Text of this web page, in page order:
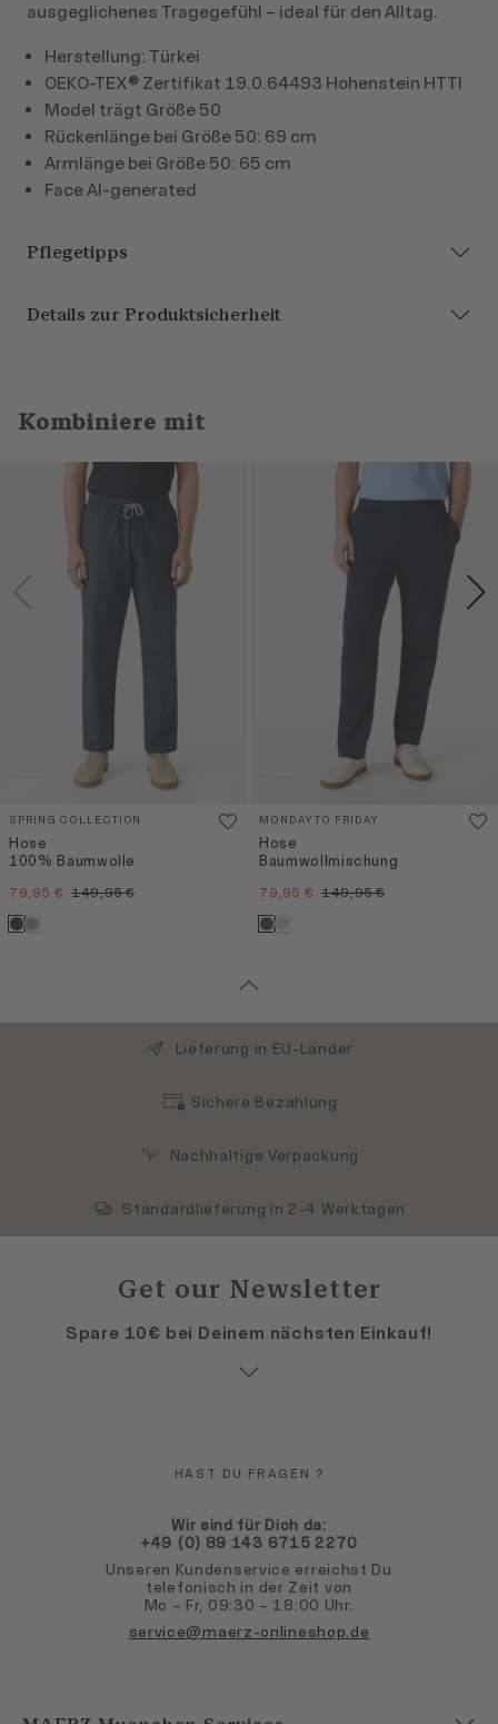
ausgeglichenes Tragegefühl – ideal für den Alltag.
Herstellung: Türkei
OEKO-TEX® Zertifikat 19.0.64493 Hohenstein HTTI
Model trägt Größe 50
Rückenlänge bei Größe 50: 69 cm
Armlänge bei Größe 50: 65 cm
Face AI-generated
Pflegetipps
Details zur Produktsicherheit
Kombiniere mit
SPRING COLLECTION
Hose
100% Baumwolle
79,95 € 149,95 €
MONDAY TO FRIDAY
Hose
Baumwollmischung
79,95 € 149,95 €
Lieferung in EU-Länder
Sichere Bezahlung
Nachhaltige Verpackung
Standardlieferung in 2-4 Werktagen
Get our Newsletter
Spare 10€ bei Deinem nächsten Einkauf!
HAST DU FRAGEN ?
Wir sind für Dich da:
+49 (0) 89 143 6715 2270
Unseren Kundenservice erreichst Du
telefonisch in der Zeit von
Mo – Fr, 09:30 – 18:00 Uhr.
service@maerz-onlineshop.de